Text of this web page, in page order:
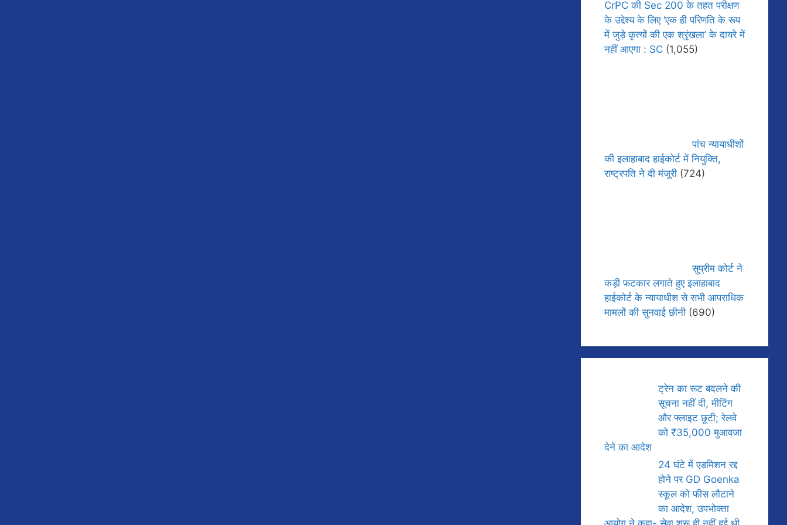
CrPC की Sec 200 के तहत परीक्षण
के उद्देश्य के लिए ‘एक ही परिणति के रूप
में जुड़े कृत्यों की एक श्रृंखला’ के दायरे में
नहीं आएगा : SC (1,055)
पांच न्यायाधीशों
की इलाहाबाद हाईकोर्ट में नियुक्ति,
राष्ट्रपति ने दी मंजूरी (724)
सुप्रीम कोर्ट ने
कड़ी फटकार लगाते हुए इलाहाबाद
हाईकोर्ट के न्यायाधीश से सभी आपराधिक
मामलों की सुनवाई छीनी (690)
ट्रेन का रूट बदलने की
सूचना नहीं दी, मीटिंग
और फ्लाइट छूटी; रेलवे
को ₹35,000 मुआवजा
देने का आदेश
24 घंटे में एडमिशन रद्द
होने पर GD Goenka
स्कूल को फीस लौटाने
का आदेश, उपभोक्ता